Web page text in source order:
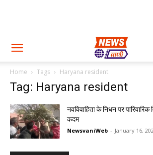
Home Tags Haryana resident
Tag: Haryana resident
नवविवाहिता के निधन पर
कदम
NewsvaniWeb - January 16,